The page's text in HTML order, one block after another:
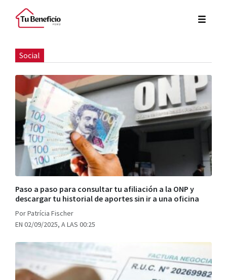
Social
Paso a paso para consultar tu afiliación a la ONP y
descargar tu historial de aportes sin ir a una oficina
Por Patrícia Fischer
EN 02/09/2025, A LAS 00:25